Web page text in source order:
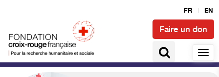
FR EN
Faire un don